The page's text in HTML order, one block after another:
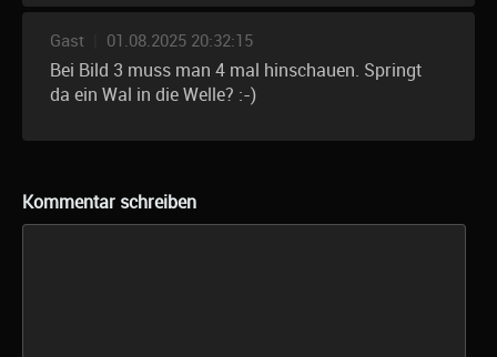
Gast 01.08.2025 20:32:15
Bei Bild 3 muss man 4 mal hinschauen. Springt
da ein Wal in die Welle? :-)
Kommentar schreiben